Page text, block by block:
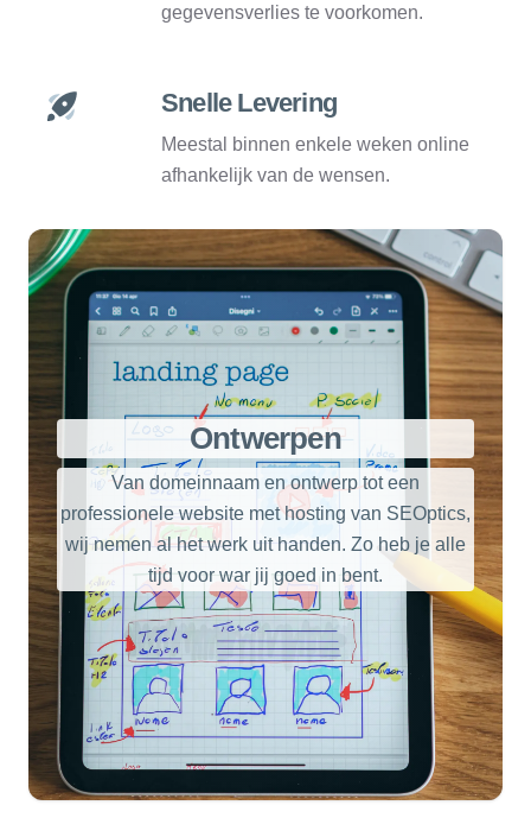
gegevensverlies te voorkomen.
Snelle Levering
Meestal binnen enkele weken online
afhankelijk van de wensen.
Ontwerpen
Van domeinnaam en ontwerp tot een
professionele website met hosting van SEOptics,
wij nemen al het werk uit handen. Zo heb je alle
tijd voor war jij goed in bent.